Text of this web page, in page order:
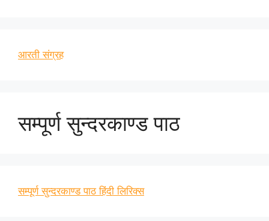
आरती संग्रह
सम्पूर्ण सुन्दरकाण्ड पाठ
सम्पूर्ण सुन्दरकाण्ड पाठ हिंदी लिरिक्स